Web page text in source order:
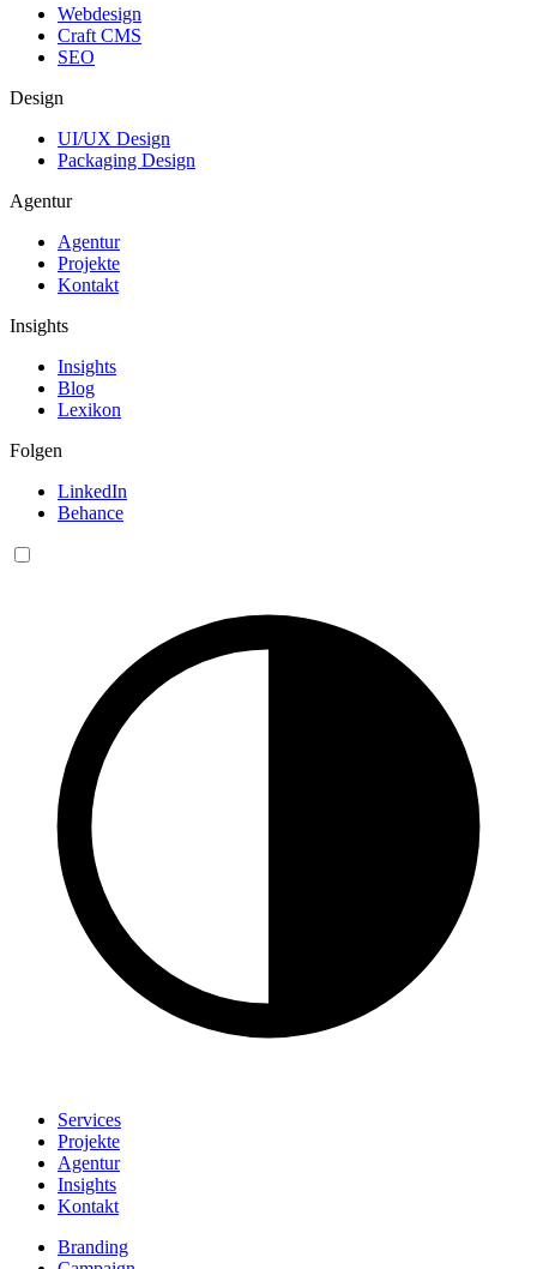
Webdesign
Craft CMS
SEO
Design
UI/UX Design
Packaging Design
Agentur
Agentur
Projekte
Kontakt
Insights
Insights
Blog
Lexikon
Folgen
LinkedIn
Behance
Services
Projekte
Agentur
Insights
Kontakt
Branding